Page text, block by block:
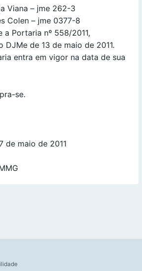
Viana – jme 262-3
Colen – jme 0377-8
a Portaria nº 558/2011,
DJMe de 13 de maio de 2011.
entra em vigor na data de sua
se.
de maio de 2011